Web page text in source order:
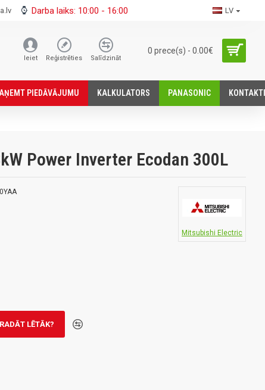
Darba laiks: 10:00 - 16:00 LV
Ieiet Reģistrēties Salīdzināt
0 prece(s) - 0.00€
PIEDĀVĀJUMU KALKULATORS PANASONIC KONTAKTI
Power Inverter Ecodan 300L
Mitsubishi Electric
LĒTĀK?